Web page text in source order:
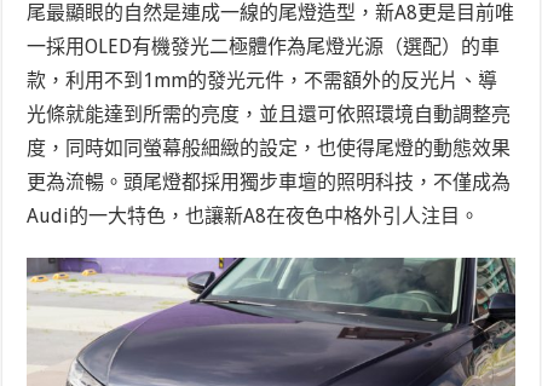
尾最顯眼的自然是連成一線的尾燈造型，新A8更是目前唯
一採用OLED有機發光二極體作為尾燈光源（選配）的車
款，利用不到1mm的發光元件，不需額外的反光片、導
光條就能達到所需的亮度，並且還可依照環境自動調整亮
度，同時如同螢幕般細緻的設定，也使得尾燈的動態效果
更為流暢。頭尾燈都採用獨步車壇的照明科技，不僅成為
Audi的一大特色，也讓新A8在夜色中格外引人注目。